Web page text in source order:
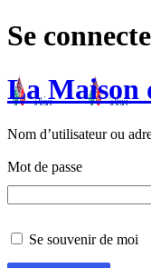
Se
La Maison
Nom d’utilisateur ou
Mot de passe
Se souvenir de moi